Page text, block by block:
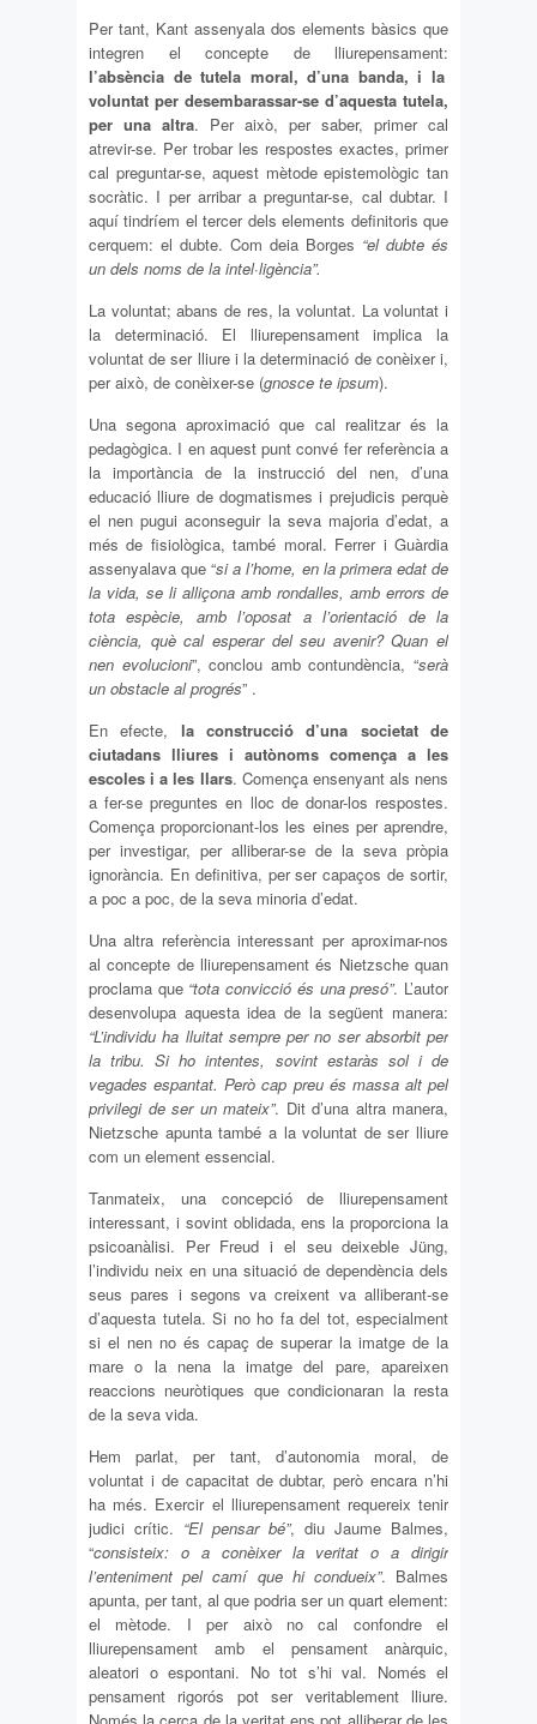
Per tant, Kant assenyala dos elements bàsics que
integren el concepte de lliurepensament:
l’absència de tutela moral, d’una banda, i la
voluntat per desembarassar-se d’aquesta tutela,
per una altra. Per això, per saber, primer cal
atrevir-se. Per trobar les respostes exactes, primer
cal preguntar-se, aquest mètode epistemològic tan
socràtic. I per arribar a preguntar-se, cal dubtar. I
aquí tindríem el tercer dels elements definitoris que
cerquem: el dubte. Com deia Borges “el dubte és
un dels noms de la intel·ligència”.
La voluntat; abans de res, la voluntat. La voluntat i
la determinació. El lliurepensament implica la
voluntat de ser lliure i la determinació de conèixer i,
per això, de conèixer-se (gnosce te ipsum).
Una segona aproximació que cal realitzar és la
pedagògica. I en aquest punt convé fer referència a
la importància de la instrucció del nen, d’una
educació lliure de dogmatismes i prejudicis perquè
el nen pugui aconseguir la seva majoria d’edat, a
més de fisiològica, també moral. Ferrer i Guàrdia
assenyalava que “si a l’home, en la primera edat de
la vida, se li alliçona amb rondalles, amb errors de
tota espècie, amb l’oposat a l’orientació de la
ciència, què cal esperar del seu avenir? Quan el
nen evolucioni”, conclou amb contundència, “serà
un obstacle al progrés” .
En efecte, la construcció d’una societat de
ciutadans lliures i autònoms comença a les
escoles i a les llars. Comença ensenyant als nens
a fer-se preguntes en lloc de donar-los respostes.
Comença proporcionant-los les eines per aprendre,
per investigar, per alliberar-se de la seva pròpia
ignorància. En definitiva, per ser capaços de sortir,
a poc a poc, de la seva minoria d’edat.
Una altra referència interessant per aproximar-nos
al concepte de lliurepensament és Nietzsche quan
proclama que “tota convicció és una presó”. L’autor
desenvolupa aquesta idea de la següent manera:
“L’individu ha lluitat sempre per no ser absorbit per
la tribu. Si ho intentes, sovint estaràs sol i de
vegades espantat. Però cap preu és massa alt pel
privilegi de ser un mateix”. Dit d’una altra manera,
Nietzsche apunta també a la voluntat de ser lliure
com un element essencial.
Tanmateix, una concepció de lliurepensament
interessant, i sovint oblidada, ens la proporciona la
psicoanàlisi. Per Freud i el seu deixeble Jüng,
l’individu neix en una situació de dependència dels
seus pares i segons va creixent va alliberant-se
d’aquesta tutela. Si no ho fa del tot, especialment
si el nen no és capaç de superar la imatge de la
mare o la nena la imatge del pare, apareixen
reaccions neuròtiques que condicionaran la resta
de la seva vida.
Hem parlat, per tant, d’autonomia moral, de
voluntat i de capacitat de dubtar, però encara n’hi
ha més. Exercir el lliurepensament requereix tenir
judici crític. “El pensar bé”, diu Jaume Balmes,
“consisteix: o a conèixer la veritat o a dirigir
l’enteniment pel camí que hi condueix”. Balmes
apunta, per tant, al que podria ser un quart element:
el mètode. I per això no cal confondre el
lliurepensament amb el pensament anàrquic,
aleatori o espontani. No tot s’hi val. Només el
pensament rigorós pot ser veritablement lliure.